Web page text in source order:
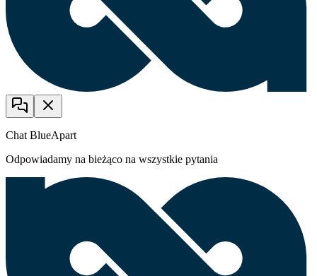
Chat BlueApart
Odpowiadamy na bieżąco na wszystkie pytania